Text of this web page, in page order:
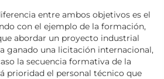
entre ambos objetivos es el
con el ejemplo de la formación,
abordar un proyecto industrial
ganado una licitación internacional,
la secuencia formativa de la
prioridad el personal técnico que